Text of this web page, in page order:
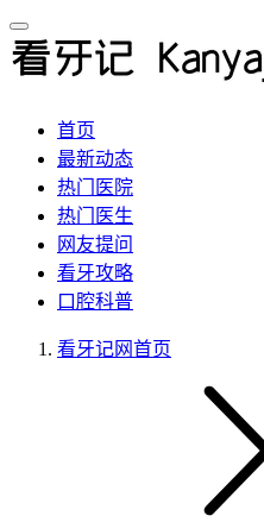
首页
最新动态
热门医院
热门医生
网友提问
看牙攻略
口腔科普
看牙记网首页